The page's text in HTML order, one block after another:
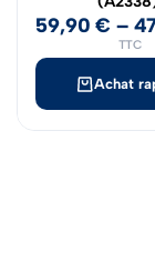
Achat
59,90€ –
TTC